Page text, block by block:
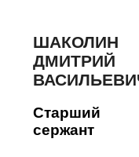
ШАКОЛИН
ДМИТРИЙ
Старший
сержант